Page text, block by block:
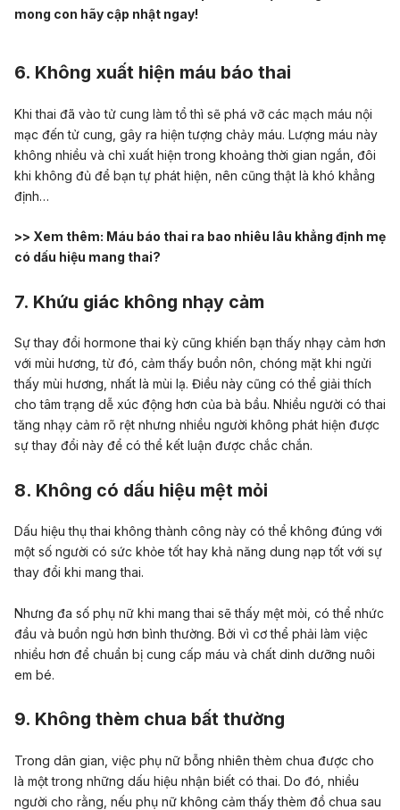
mong con hãy cập nhật ngay!
6. Không xuất hiện máu báo thai
Khi thai đã vào tử cung làm tổ thì sẽ phá vỡ các mạch máu nội
mạc đến tử cung, gây ra hiện tượng chảy máu. Lượng máu này
không nhiều và chỉ xuất hiện trong khoảng thời gian ngắn, đôi
khi không đủ để bạn tự phát hiện, nên cũng thật là khó khẳng
định…
>> Xem thêm: Máu báo thai ra bao nhiêu lâu khẳng định mẹ
có dấu hiệu mang thai?
7. Khứu giác không nhạy cảm
Sự thay đổi hormone thai kỳ cũng khiến bạn thấy nhạy cảm hơn
với mùi hương, từ đó, cảm thấy buồn nôn, chóng mặt khi ngửi
thấy mùi hương, nhất là mùi lạ. Điều này cũng có thể giải thích
cho tâm trạng dễ xúc động hơn của bà bầu. Nhiều người có thai
tăng nhạy cảm rõ rệt nhưng nhiều người không phát hiện được
sựthay đổi này để có thể kết luận được chắc chắn.
8. Không có dấu hiệu mệt mỏi
Dấu hiệu thụ thai không thành công này có thể không đúng với
một số người có sức khỏe tốt hay khả năng dung nạp tốt với sự
thay đổi khi mang thai.
Nhưng đa số phụ nữ khi mang thai sẽ thấy mệt mỏi, có thể nhức
đầu và buồn ngủ hơn bình thường. Bởi vì cơ thể phải làm việc
nhiều hơn để chuẩn bị cung cấp máu và chất dinh dưỡng nuôi
em bé.
9. Không thèm chua bất thường
Trong dân gian, việc phụ nữ bỗng nhiên thèm chua được cho
là một trong những dấu hiệu nhận biết có thai. Do đó, nhiều
người cho rằng, nếu phụ nữ không cảm thấy thèm đồ chua sau